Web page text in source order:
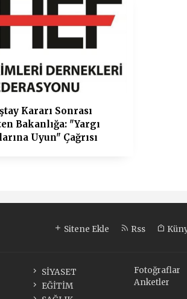
Kararı Sonrası
Bakanlığa: "Yargı
Uyun" Çağrısı
Sitene Ekle Rss
SİYASET
EĞİTİM
Fotoğraflar
Anketler